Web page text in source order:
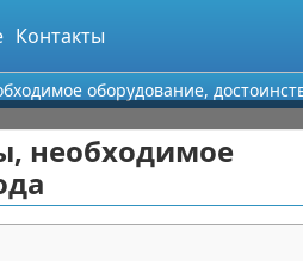
Контакты
оборудование,
необходимое